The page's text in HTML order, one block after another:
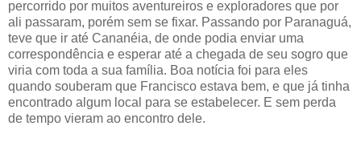
percorrido por muitos aventureiros e exploradores que por
ali passaram, porém sem se fixar. Passando por Paranaguá,
teve que ir até Cananéia, de onde podia enviar uma
correspondência e esperar até a chegada de seu sogro que
viria com toda a sua família. Boa notícia foi para eles
quando souberam que Francisco estava bem, e que já tinha
encontrado algum local para se estabelecer. E sem perda
de tempo vieram ao encontro dele.